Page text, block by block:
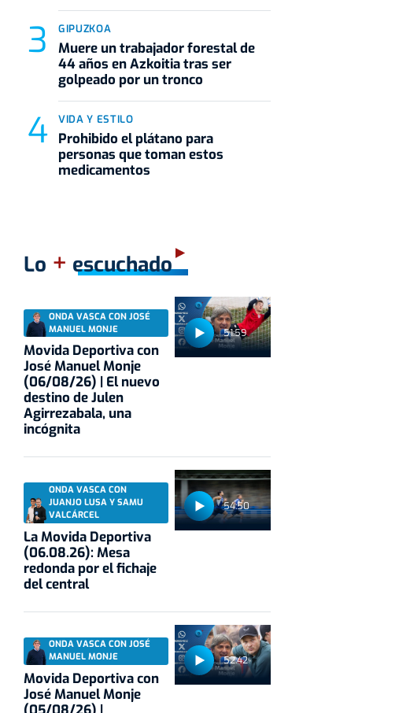
GIPUZKOA
Muere un trabajador forestal de
44 años en Azkoitia tras ser
golpeado por un tronco
VIDA Y ESTILO
Prohibido el plátano para
personas que toman estos
medicamentos
Lo + escuchado
51:59
ONDA VASCA CON JOSÉ
MANUEL MONJE
Movida Deportiva con
José Manuel Monje
(06/08/26) | El nuevo
destino de Julen
Agirrezabala, una
incógnita
54:50
ONDA VASCA CON
JUANJO LUSA Y SAMU
VALCÁRCEL
La Movida Deportiva
(06.08.26): Mesa
redonda por el fichaje
del central
52:42
ONDA VASCA CON JOSÉ
MANUEL MONJE
Movida Deportiva con
José Manuel Monje